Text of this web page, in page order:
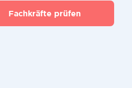
Fachkräfte prüfen